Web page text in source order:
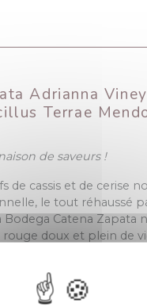
Adrianna
Terrae
de saveurs !
de cassis et de cerise
le tout réhaussé
Bodega Catena Zapata
doux et plein de
et grand
Terrae parmi les plus